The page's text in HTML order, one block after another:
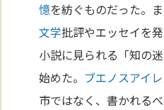
憶を紡ぐものだった。
文学批評やエッセイを
小説に見られる「知の
始めた。 ブエノスアイ
市ではなく、書かれる